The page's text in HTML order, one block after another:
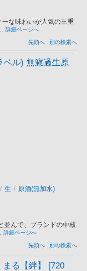
な味わいが人気の三重
詳細ページへ
先頭へ | 別の検索へ
ベル) 無濾過生原
/ 生 / 原酒(無加水)
並んで、ブランドの中核
詳細ページへ
先頭へ | 別の検索へ
る【絆】 [720